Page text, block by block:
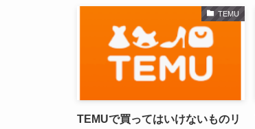
TEMU
TEMUで買ってはいけないものリ